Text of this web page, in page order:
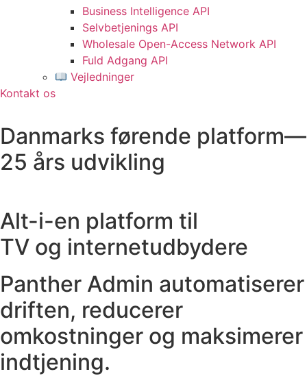
Business Intelligence API
Selvbetjenings API
Wholesale Open-Access Network API
Fuld Adgang API
Vejledninger
Kontakt os
Danmarks førende platform—
25 års udvikling
Alt-i-en platform til
TV og internetudbydere
Panther Admin automatiserer
driften, reducerer
omkostninger og maksimerer
indtjening.